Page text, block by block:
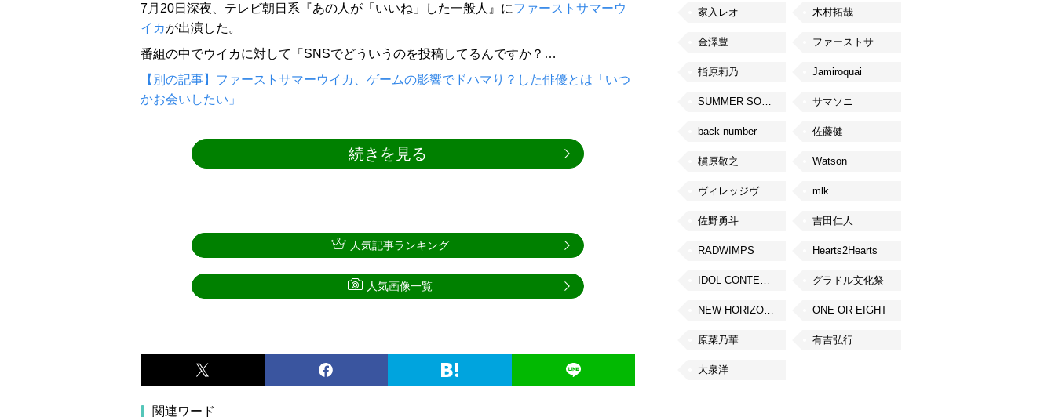
7月20日深夜、テレビ朝日系『あの人が「いいね」した一般人』にファーストサマーウ
イカが出演した。
番組の中でウイカに対して「SNSでどういうのを投稿してるんですか？…
【別の記事】ファーストサマーウイカ、ゲームの影響でドハマり？した俳優とは「いつ
かお会いしたい」
続きを見る
関連ワード
人気記事ランキング
人気画像一覧
家入レオ 木村拓哉
金澤豊 ファーストサマーウイカ
指原莉乃 Jamiroquai
SUMMER SONIC サマソニ
back number 佐藤健
槇原敬之 Watson
ヴィレッジヴァンガード mlk
佐野勇斗 吉田仁人
RADWIMPS Hearts2Hearts
IDOL CONTENT EXPO グラドル文化祭
NEW HORIZON FEST ONE OR EIGHT
原菜乃華 有吉弘行
大泉洋